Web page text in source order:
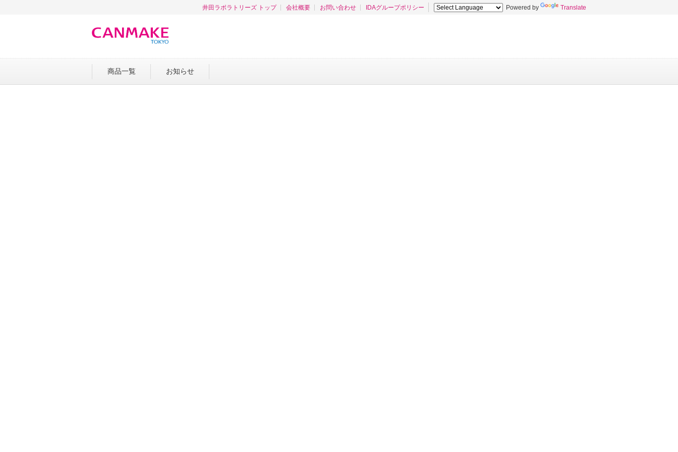
井田ラボラトリーズ トップ 会社概要 お問い合わせ IDAグループポリシー Powered by Translate
商品一覧 お知らせ